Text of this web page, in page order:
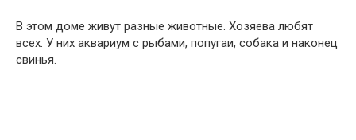
В этом доме живут разные животные. Хозяева любят
всех. У них аквариум с рыбами, попугаи, собака и наконец
свинья.